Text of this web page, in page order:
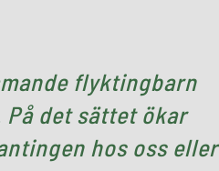
flyktingbarn
På det sättet ökar
hos oss eller